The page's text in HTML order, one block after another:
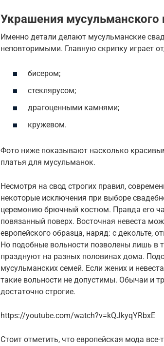
Украшения мусульманского
Именно детали делают мусульманские
неповторимыми. Главную скрипку играет
бисером;
стеклярусом;
драгоценными камнями;
кружевом.
Фото ниже показывают насколько
платья для мусульманок.
Несмотря на свод строгих правил,
некоторые исключения при выборе
церемонию брючный костюм. Правда его
повязанный поверх. Восточная невеста
европейского образца, наряд: с декольте,
Но подобные вольности позволены лишь в
празднуют на разных половинах дома.
мусульманских семей. Если жених и
такие вольности не допустимы. Обычаи и
достаточно строгие.
https://youtube.com/watch?v=kQJkyqYRbxE
Стоит отметить, что европейская мода